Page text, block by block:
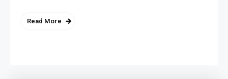
Read More